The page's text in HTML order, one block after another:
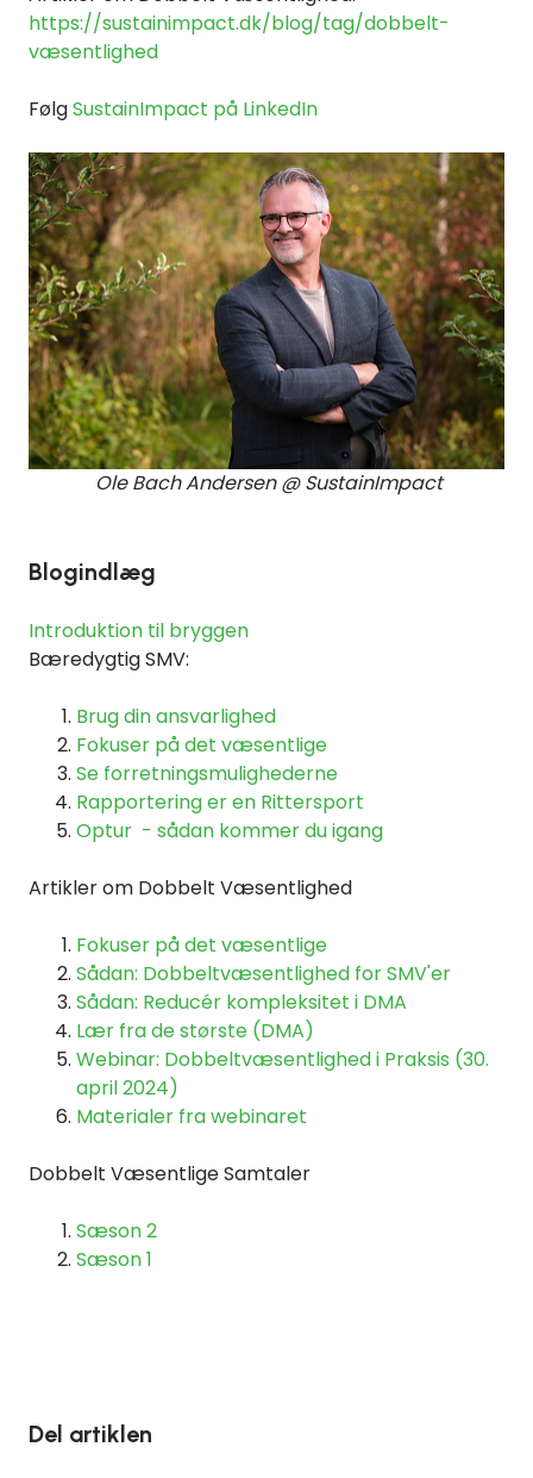
https://sustainimpact.dk/blog/tag/dobbelt-
væsentlighed
FølgSustainImpact på LinkedIn
Ole Bach Andersen @ SustainImpact
Blogindlæg
Introduktion til bryggen
Bæredygtig SMV:
Brug din ansvarlighed
Fokuser på det væsentlige
Se forretningsmulighederne
Rapportering er en Rittersport
Optur - sådan kommer du igang
Artikler om Dobbelt Væsentlighed
Fokuser på det væsentlige
Sådan: Dobbeltvæsentlighed for SMV'er
Sådan: Reducér kompleksitet i DMA
Lær fra de største (DMA)
Webinar: Dobbeltvæsentlighed i Praksis (30.
april 2024)
Materialer fra webinaret
Dobbelt Væsentlige Samtaler
Sæson 2
Sæson 1
Del artiklen